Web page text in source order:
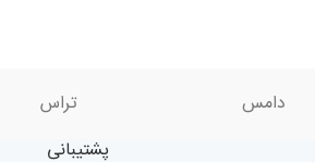
دامس تراس
پشتیبانی